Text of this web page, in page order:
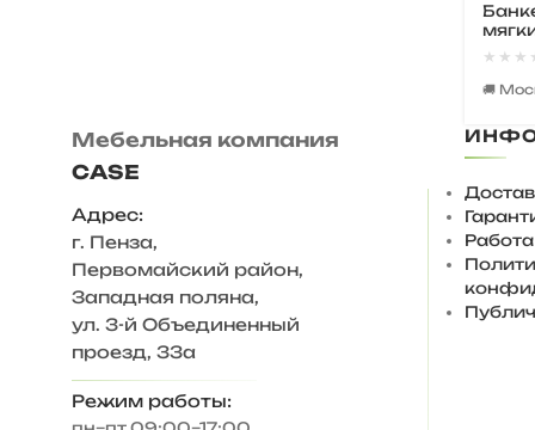
🚚
Мебельная компания
CASE
Адрес:
г. Пенза,
Первомайский район,
Западная поляна,
ул. 3-й Объединенный
проезд, 33а
Режим работы: